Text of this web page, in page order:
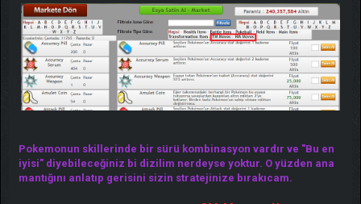
Pokemonun skillerinde bir sürü kombinasyon vardır ve "Bu en
iyisi" diyebileceğiniz bi dizilim nerdeyse yoktur. O yüzden ana
mantığını anlatıp gerisini sizin stratejinize bırakıcam.